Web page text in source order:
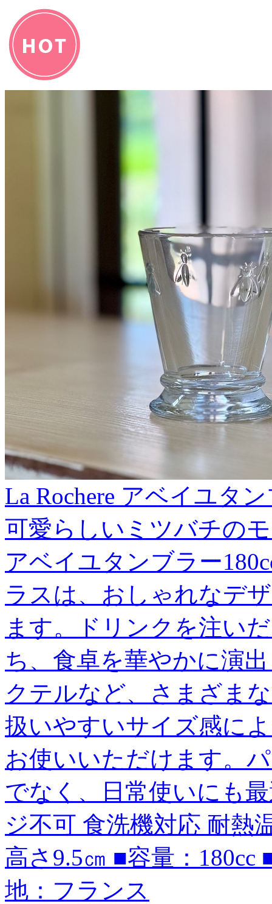
La Rochere アベイユタ
可愛らしいミツバチの
アベイユタンブラー
ラスは、おしゃれなデ
ます。ドリンクを注い
ち、食卓を華やかに演
クテルなど、さまざま
扱いやすいサイズ感に
お使いいただけます。
でなく、日常使いにも
ジ不可 食洗機対応 耐熱
高さ9.5㎝ ■容量：
地：フランス